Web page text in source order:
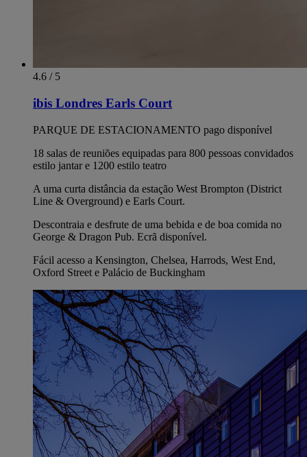
4.6 / 5
ibis Londres Earls Court
PARQUE DE ESTACIONAMENTO pago disponível
18 salas de reuniões equipadas para 800 pessoas convidados
estilo jantar e 1200 estilo teatro
A uma curta distância da estação West Brompton (District
Line & Overground) e Earls Court.
Descontraia e desfrute de uma bebida e de boa comida no
George & Dragon Pub. Ecrã disponível.
Fácil acesso a Kensington, Chelsea, Harrods, West End,
Oxford Street e Palácio de Buckingham